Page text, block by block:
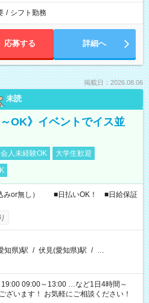
）：暦通り（休み希望あれば受付可）
/ シフト勤務
応募する 詳細へ
掲載日：2026.08.06
未読
OK》イベントでイス並
人未経験OK
大学生歓迎
込みor無し） ■日払いOK！ ■日給保証
知県)駅 / 伏見(愛知県)駅 / …
～13:00 …など1日4時間～
もございます！ お気軽にご相談ください！